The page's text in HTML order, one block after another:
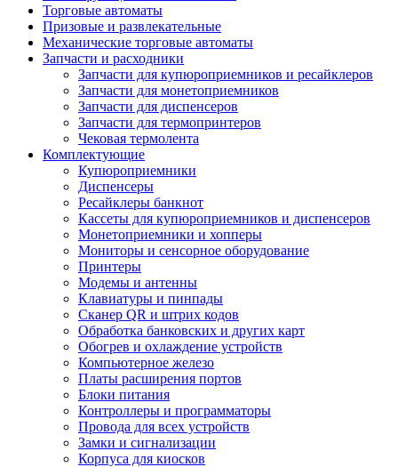
Торговые автоматы
Призовые и развлекательные
Механические торговые автоматы
Запчасти и расходники
Запчасти для купюроприемников и ресайклеров
Запчасти для монетоприемников
Запчасти для диспенсеров
Запчасти для термопринтеров
Чековая термолента
Комплектующие
Купюроприемники
Диспенсеры
Ресайклеры банкнот
Кассеты для купюроприемников и диспенсеров
Монетоприемники и хопперы
Мониторы и сенсорное оборудование
Принтеры
Модемы и антенны
Клавиатуры и пинпады
Сканер QR и штрих кодов
Обработка банковских и других карт
Обогрев и охлаждение устройств
Компьютерное железо
Платы расширения портов
Блоки питания
Контроллеры и программаторы
Провода для всех устройств
Замки и сигнализации
Корпуса для киосков